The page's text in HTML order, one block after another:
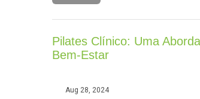
Pilates Clínico: Uma
Bem-Estar
Aug 28, 2024